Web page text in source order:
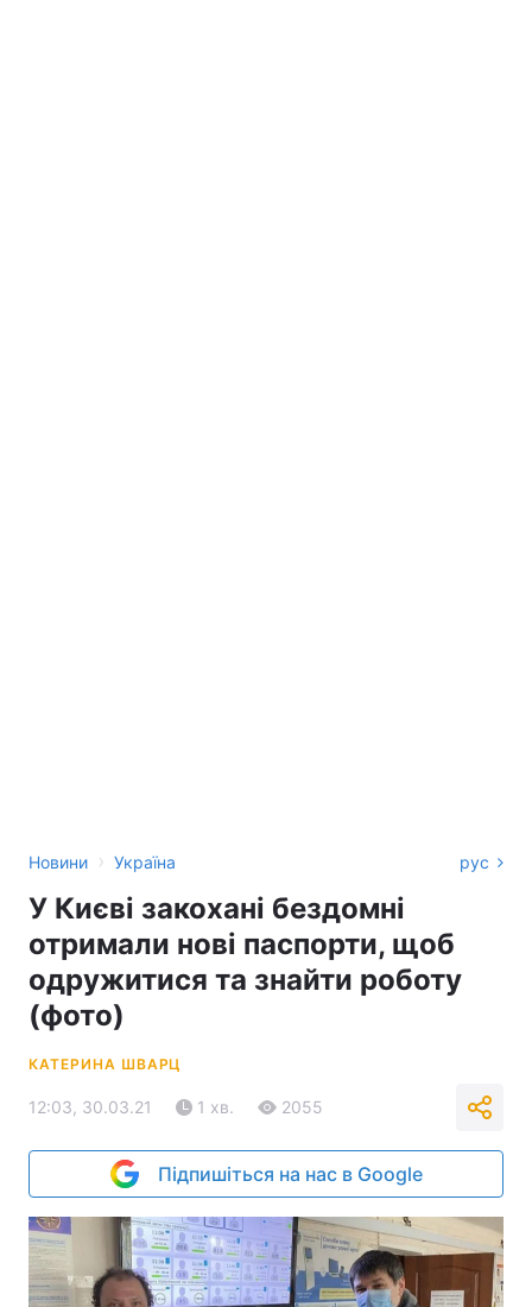
Новини › Україна рус
У Києві закохані бездомні
отримали нові паспорти, щоб
одружитися та знайти роботу
(фото)
КАТЕРИНА ШВАРЦ
12:03, 30.03.21 1 хв. 2055
Підпишіться на нас в Google